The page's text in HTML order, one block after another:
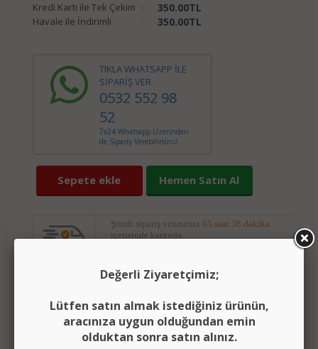
Kredi Kartı ile Tek Çekim : 350.00TL
Havale ile İndirimli : 350.00TL
TIKLA WHATSAPP İLE
SİPARİŞ VER
0532 552 98
52
7x24 Whatsapp Üzerinden
de Sipariş Verebilirsiniz.
Sepete ekle Hemen Satın Al
Şimdi sipariş verirseniz 65 saat 38 dakika
içerisinde kargoda.
(0)
Ürünü karşılaştırma listeme ekle( Karşılaştır )
Değerli Ziyaretçimiz;
Lütfen satın almak istediğiniz ürünün,
aracınıza uygun olduğundan emin
olduktan sonra satın alınız.